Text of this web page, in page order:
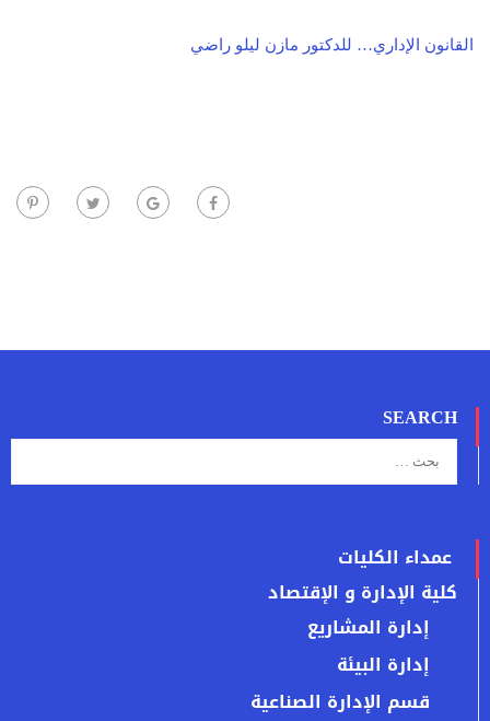
القانون الإداري… للدكتور مازن ليلو راضي
SEARCH
عمداء الكليات
كلية الإدارة و الإقتصاد
إدارة المشاريع
إدارة البيئة
قسم الإدارة الصناعية